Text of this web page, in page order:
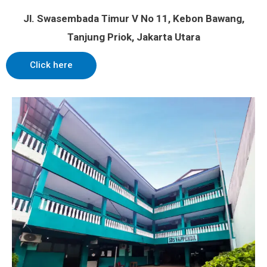
Jl. Swasembada Timur V No 11, Kebon Bawang,
Tanjung Priok, Jakarta Utara
Click here